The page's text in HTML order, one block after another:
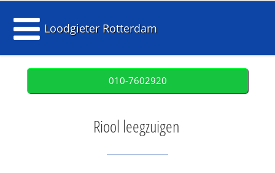
Loodgieter Rotterdam
010-7602920
Riool leegzuigen